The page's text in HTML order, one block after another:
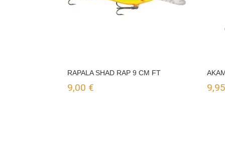
RAPALA SHAD RAP 9 CM FT
9,00 € 9,95